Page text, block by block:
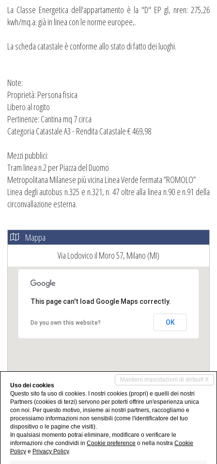
La Classe Energetica dell'appartamento è la "D" EP gl, nren: 275,26
kwh/mq.a. già in linea con le norme europee,.
La scheda catastale è conforme allo stato di fatto dei luoghi.
Note:
Proprietà: Persona fisica
Libero al rogito
Pertinenze: Cantina mq 7 circa
Categoria Catastale A3 - Rendita Catastale € 469,98
Mezzi pubblici:
Tram linea n.2 per Piazza del Duomo
Metropolitana Milanese più vicina Linea Verde fermata ”ROMOLO”
Linea degli autobus n.325 e n.321, n. 47 oltre alla linea n.90 e n.91 della
circonvallazione esterna.
Mappa
Via Lodovico il Moro 57, Milano (MI)
This page can't load Google Maps correctly.
Do you own this website? OK
Condividi
Mantieni impostazioni di default X
Uso dei cookies
Questo sito fa uso di cookies. I nostri cookies (propri) e quelli dei nostri
Partners (cookies di terzi) servono per poterti offrire un'esperienza unica
con noi. Per questo motivo, insieme ai nostri partners, raccogliamo e
processiamo informazioni non sensibili (come l'identificatore del tuo
dispositivo o le pagine che visiti).
In qualsiasi momento potrai eliminare, modificare o verificare le
informazioni che condividi in Cookie preference o nella nostra Cookie
Policy e Privacy Policy.